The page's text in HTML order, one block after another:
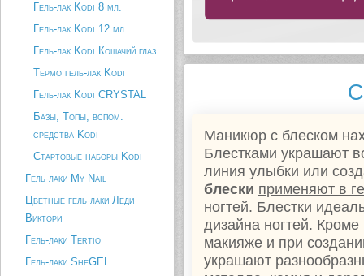
Гель-лак Kodi 8 мл.
Гель-лак Kodi 12 мл.
Гель-лак Kodi Кошачий глаз
Термо гель-лак Kodi
Гель-лак Kodi CRYSTAL
Базы, Топы, вспом.
средства Kodi
Стартовые наборы Kodi
Гель-лаки My Nail
Цветные гель-лаки Леди
Виктори
Гель-лаки Tertio
Гель-лаки SheGEL
Маникюр с блеском
Блестками украшают
линия улыбки или
блески применяют в
ногтей. Блестки
дизайна ногтей.
макияже и при
украшают